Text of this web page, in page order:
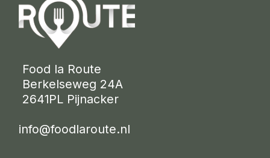
Food la Route
Berkelseweg 24A
2641PL Pijnacker
info@foodlaroute.nl